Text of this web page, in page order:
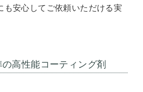
も安心してご依頼いただける実
高性能コーティング剤